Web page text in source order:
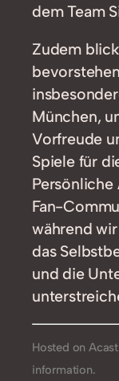
dem Team
Zudem
München,
Vorfreude
Spiele für
Fan-
während
das
und die
Hosted on
information.